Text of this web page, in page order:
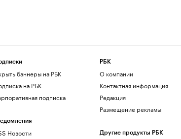
баннеры на РБК
на РБК
подписка
Новости
РБК
О компании
Контактная информация
Редакция
Размещение рекламы
Другие продукты РБК